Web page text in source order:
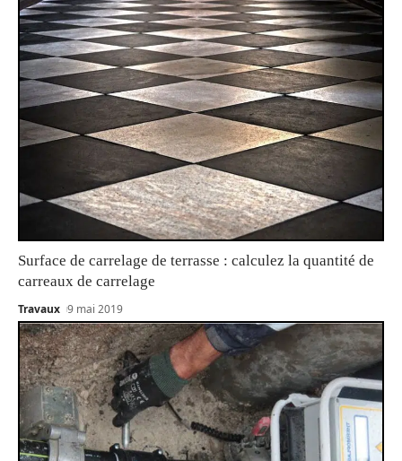
Surface de carrelage de terrasse : calculez la quantité de
carreaux de carrelage
Travaux 9 mai 2019